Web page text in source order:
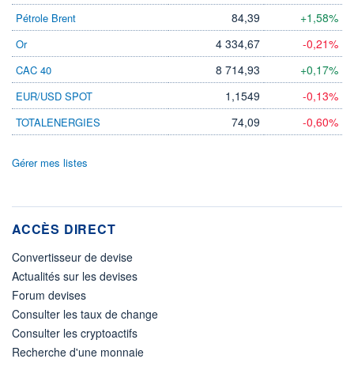
Pétrole Brent
84,39 +1,58%
Or 4 334,67 -0,21%
CAC 40 8 714,93 +0,17%
EUR/USD SPOT 1,1549 -0,13%
TOTALENERGIES 74,09 -0,60%
Gérer mes listes
ACCÈS DIRECT
Convertisseur de devise
Actualités sur les devises
Forum devises
Consulter les taux de change
Consulter les cryptoactifs
Recherche d'une monnaie